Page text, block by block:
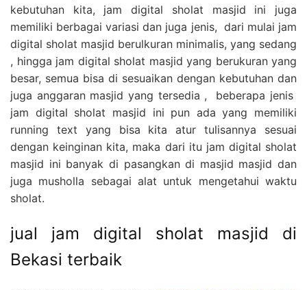
kebutuhan kita, jam digital sholat masjid ini juga
memiliki berbagai variasi dan juga jenis, dari mulai jam
digital sholat masjid berulkuran minimalis, yang sedang
, hingga jam digital sholat masjid yang berukuran yang
besar, semua bisa di sesuaikan dengan kebutuhan dan
juga anggaran masjid yang tersedia , beberapa jenis
jam digital sholat masjid ini pun ada yang memiliki
running text yang bisa kita atur tulisannya sesuai
dengan keinginan kita, maka dari itu jam digital sholat
masjid ini banyak di pasangkan di masjid masjid dan
juga musholla sebagai alat untuk mengetahui waktu
sholat.
jual jam digital sholat masjid di
Bekasi terbaik